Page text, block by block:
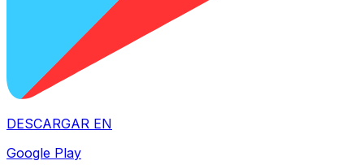
DESCARGAR EN
Google Play